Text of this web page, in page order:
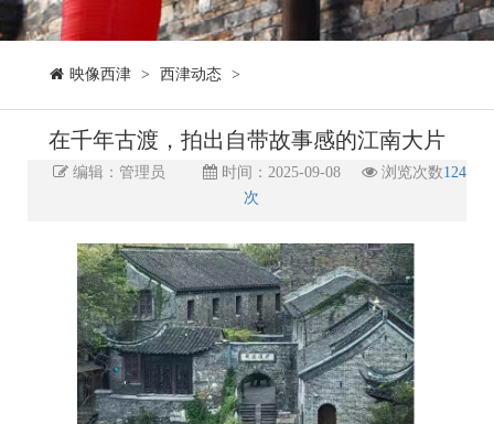
映像西津 > 西津动态 >
在千年古渡，拍出自带故事感的江南大片
编辑：管理员 时间：2025-09-08 浏览次数124
次